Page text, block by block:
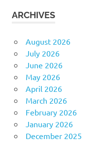
ARCHIVES
August 2026
July 2026
June 2026
May 2026
April 2026
March 2026
February 2026
January 2026
December 2025